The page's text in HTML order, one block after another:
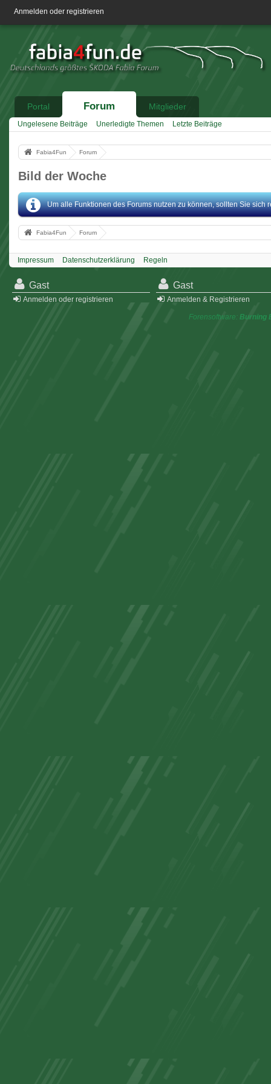
Anmelden oder registrieren
Portal Forum Mitglieder
Ungelesene Beiträge Unerledigte Themen Letzte Beiträge
Fabia4Fun Forum
Bild der Woche
Um alle Funktionen des Forums nutzen zu können, sollten Sie
Fabia4Fun Forum
Impressum Datenschutzerklärung Regeln
Gast
Anmelden oder registrieren
Gast
Anmelden & Registrieren
Forensoftware: Burning